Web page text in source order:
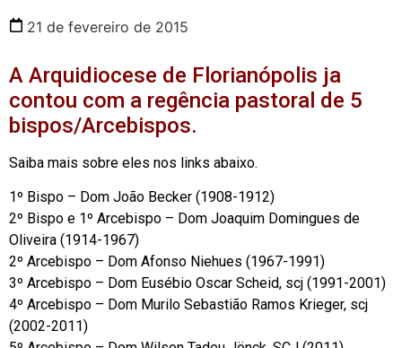
21 de fevereiro de 2015
A Arquidiocese de Florianópolis ja
contou com a regência pastoral de 5
bispos/Arcebispos.
Saiba mais sobre eles nos links abaixo.
1º Bispo – Dom João Becker (1908-1912)
2º Bispo e 1º Arcebispo – Dom Joaquim Domingues de
Oliveira (1914-1967)
2º Arcebispo – Dom Afonso Niehues (1967-1991)
3º Arcebispo – Dom Eusébio Oscar Scheid, scj (1991-2001)
4º Arcebispo – Dom Murilo Sebastião Ramos Krieger, scj
(2002-2011)